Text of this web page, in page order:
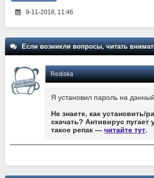
9-11-2018, 11:46
Если возникли вопросы, читать
Rediska
Я установил пароль на
Не знаете, как установить/
скачать? Антивирус пугает
такое репак — читайте тут.